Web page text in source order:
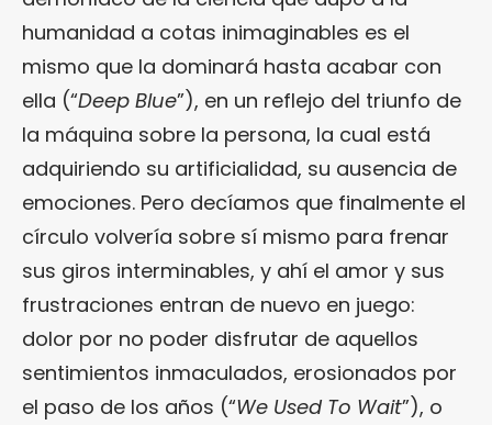
humanidad a cotas inimaginables es el
mismo que la dominará hasta acabar con
ella (“Deep Blue”), en un reflejo del triunfo de
la máquina sobre la persona, la cual está
adquiriendo su artificialidad, su ausencia de
emociones. Pero decíamos que finalmente el
círculo volvería sobre sí mismo para frenar
sus giros interminables, y ahí el amor y sus
frustraciones entran de nuevo en juego:
dolor por no poder disfrutar de aquellos
sentimientos inmaculados, erosionados por
el paso de los años (“We Used To Wait”), o